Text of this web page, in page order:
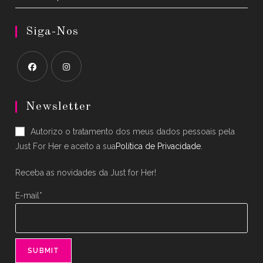
Siga-Nos
in
new
tab
in
new
tab
Newsletter
Autorizo o tratamento dos meus dados pessoais pela
Just For Her e aceito a suaPolítica de Privacidade.
Receba as novidades da Just for Her!
E-mail*